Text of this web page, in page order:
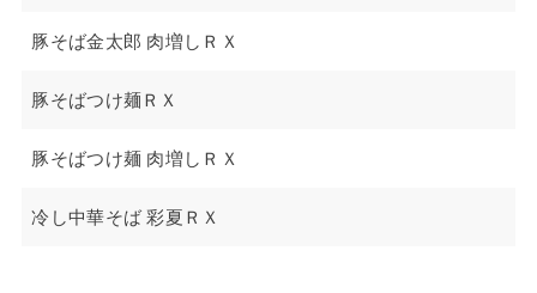
豚そば金太郎 肉増しＲＸ
豚そばつけ麺ＲＸ
豚そばつけ麺 肉増しＲＸ
冷し中華そば 彩夏ＲＸ